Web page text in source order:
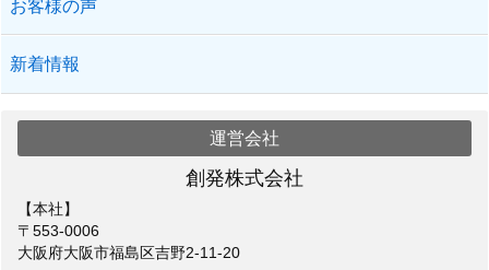
お客様の声
新着情報
運営会社
創発株式会社
【本社】
〒553-0006
大阪府大阪市福島区吉野2-11-20